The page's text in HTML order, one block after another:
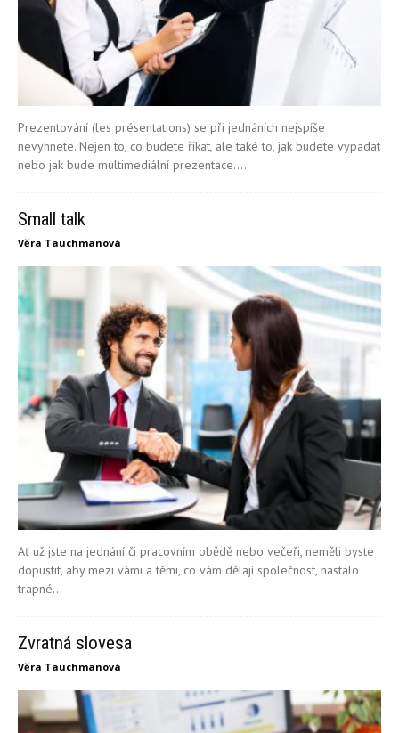
Prezentování (les présentations) se při jednáních nejspíše
nevyhnete. Nejen to, co budete říkat, ale také to, jak budete vypadat
nebo jak bude multimediální prezentace....
Small talk
Věra Tauchmanová
Ať už jste na jednání či pracovním obědě nebo večeři, neměli byste
dopustit, aby mezi vámi a těmi, co vám dělají společnost, nastalo
trapné...
Zvratná slovesa
Věra Tauchmanová